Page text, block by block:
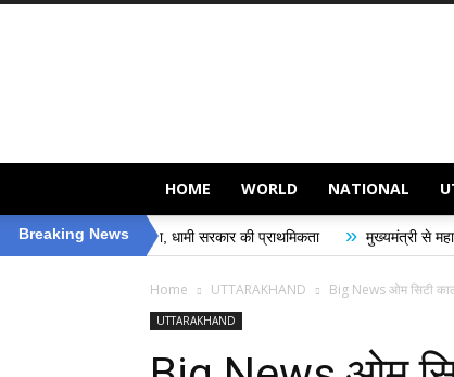
HOME WORLD NATIONAL
Breaking News
सुरक्षा, धामी सरकार की प्राथमिकता » मुख्यमंत्री से महानिदेशक एनसीसी ने
Home UTTARAKHAND Big News ओम सिटी
UTTARAKHAND